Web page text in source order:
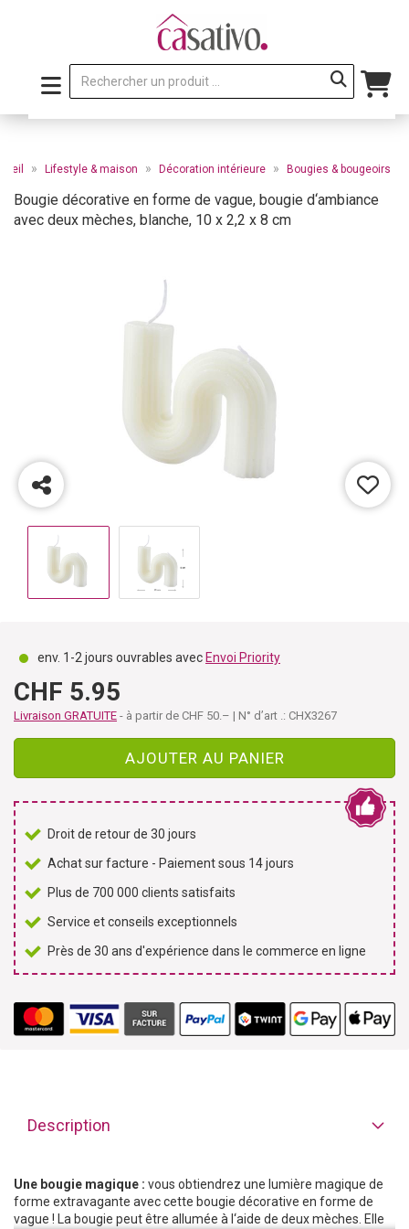
» Lifestyle & maison » Décoration intérieure » Bougies & bougeoirs
Bougie décorative en forme de vague, bougie d‘ambiance
avec deux mèches, blanche, 10 x 2,2 x 8 cm
env. 1-2 jours ouvrables avec Envoi Priority
CHF 5.95
Livraison GRATUITE - à partir de CHF 50.– | N° d’art .: CHX3267
AJOUTER AU PANIER
Droit de retour de 30 jours
Achat sur facture - Paiement sous 14 jours
Plus de 700 000 clients satisfaits
Service et conseils exceptionnels
Près de 30 ans d'expérience dans le commerce en ligne
Description
Une bougie magique : vous obtiendrez une lumière magique de
forme extravagante avec cette bougie décorative en forme de
vague ! La bougie peut être allumée à l‘aide de deux mèches. Elle